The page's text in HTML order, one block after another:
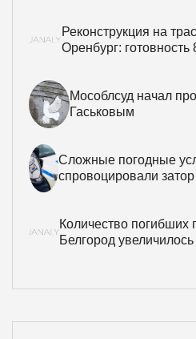
Реконструкция на
Оренбург: готовность
Мособлсуд начал
Гаськовым
Сложные погодные
спровоцировали
Количество погибших
Белгород